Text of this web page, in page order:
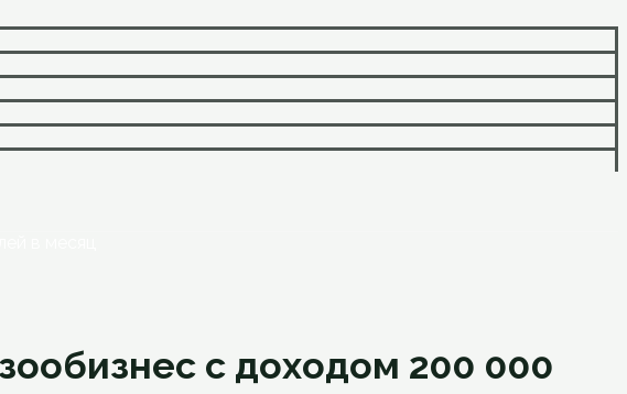
с доходом 200 000